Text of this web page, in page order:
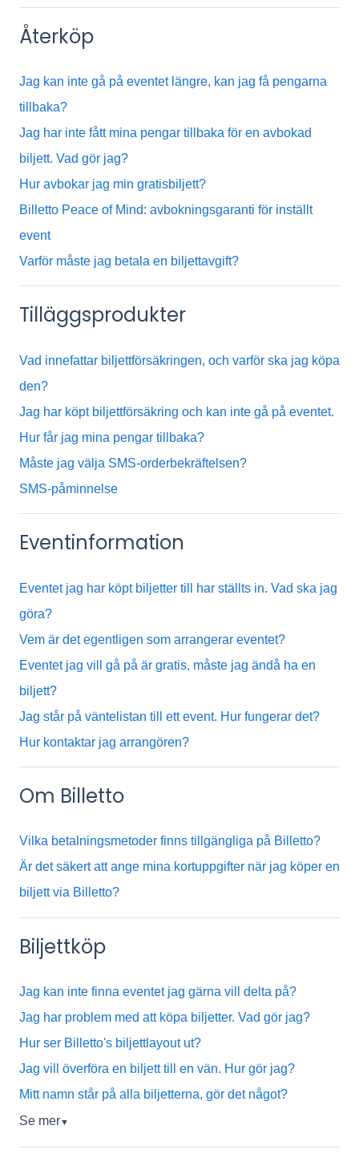
Återköp
Jag kan inte gå på eventet längre, kan jag få pengarna
tillbaka?
Jag har inte fått mina pengar tillbaka för en avbokad
biljett. Vad gör jag?
Hur avbokar jag min gratisbiljett?
Billetto Peace of Mind: avbokningsgaranti för inställt
event
Varför måste jag betala en biljettavgift?
Tilläggsprodukter
Vad innefattar biljettförsäkringen, och varför ska jag köpa
den?
Jag har köpt biljettförsäkring och kan inte gå på eventet.
Hur får jag mina pengar tillbaka?
Måste jag välja SMS-orderbekräftelsen?
SMS-påminnelse
Eventinformation
Eventet jag har köpt biljetter till har ställts in. Vad ska jag
göra?
Vem är det egentligen som arrangerar eventet?
Eventet jag vill gå på är gratis, måste jag ändå ha en
biljett?
Jag står på väntelistan till ett event. Hur fungerar det?
Hur kontaktar jag arrangören?
Om Billetto
Vilka betalningsmetoder finns tillgängliga på Billetto?
Är det säkert att ange mina kortuppgifter när jag köper en
biljett via Billetto?
Biljettköp
Jag kan inte finna eventet jag gärna vill delta på?
Jag har problem med att köpa biljetter. Vad gör jag?
Hur ser Billetto's biljettlayout ut?
Jag vill överföra en biljett till en vän. Hur gör jag?
Mitt namn står på alla biljetterna, gör det något?
Se mer▼